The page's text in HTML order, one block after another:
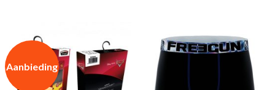
Aanbieding